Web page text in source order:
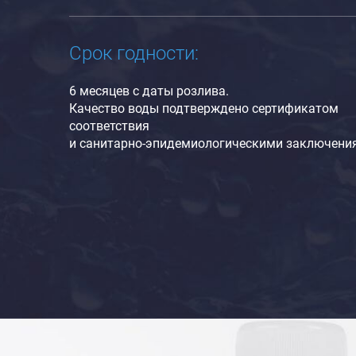
Срок годности:
6 месяцев с даты розлива.
Качество воды подтверждено сертификатом
соответствия
и санитарно-эпидемиологическими